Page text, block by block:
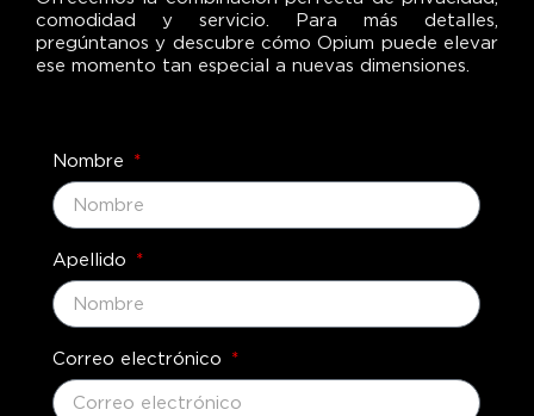
comodidad y servicio. Para más detalles,
pregúntanos y descubre cómo Opium puede elevar
ese momento tan especial a nuevas dimensiones.
Nombre
Apellido
Correo electrónico